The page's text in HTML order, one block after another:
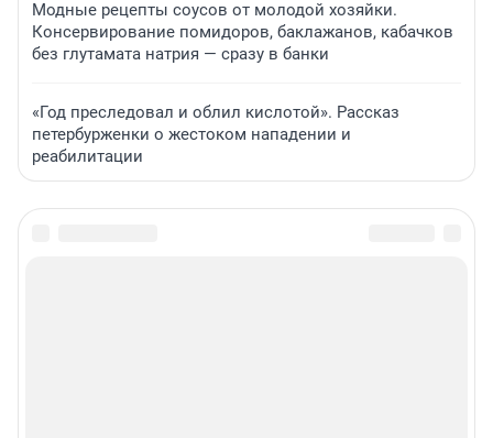
Модные рецепты соусов от молодой хозяйки.
Консервирование помидоров, баклажанов, кабачков
без глутамата натрия — сразу в банки
«Год преследовал и облил кислотой». Рассказ
петербурженки о жестоком нападении и
реабилитации